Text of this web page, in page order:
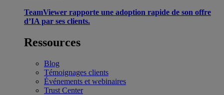
TeamViewer rapporte une adoption rapide de son offre
d’IA par ses clients.
Ressources
Blog
Témoignages clients
Événements et webinaires
Trust Center